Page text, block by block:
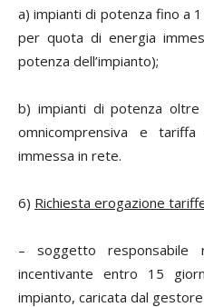
a) impianti di potenza fino a
per quota di energia
potenza dell’impianto);
b) impianti di potenza
omnicomprensiva e
immessa in rete.
6) Richiesta erogazione
– soggetto responsabile
incentivante entro 15
impianto, caricata dal